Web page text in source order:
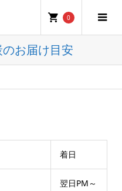
0
お届け目安
着日
翌日PM～